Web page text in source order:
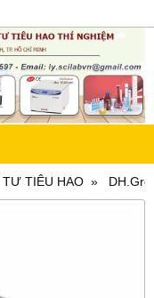
TƯ TIÊU HAO